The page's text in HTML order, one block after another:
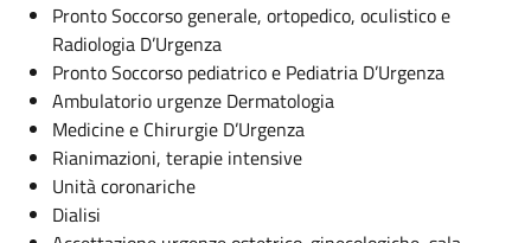
Pronto Soccorso generale, ortopedico, oculistico e
Radiologia D’Urgenza
Pronto Soccorso pediatrico e Pediatria D’Urgenza
Ambulatorio urgenze Dermatologia
Medicine e Chirurgie D’Urgenza
Rianimazioni, terapie intensive
Unità coronariche
Dialisi